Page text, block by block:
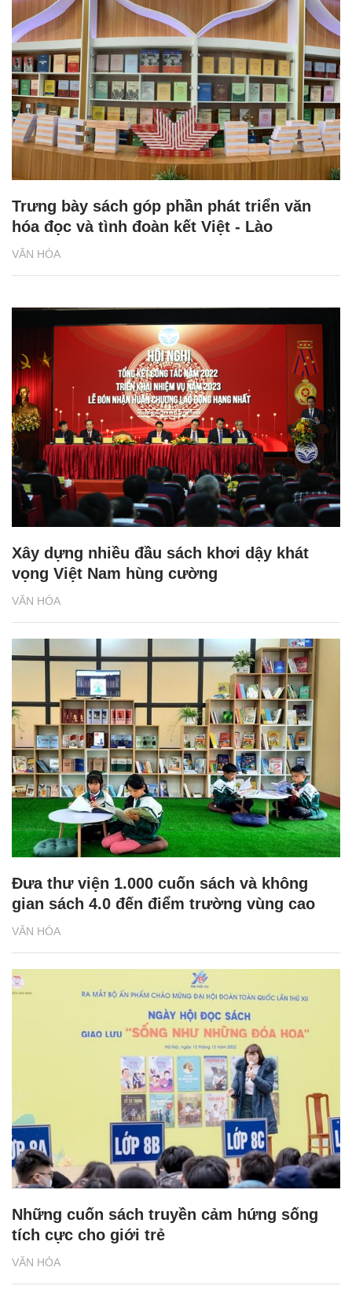
VĂN HÓA
Trưng bày sách góp phần phát triển văn
hóa đọc và tình đoàn kết Việt - Lào
VĂN HÓA
Xây dựng nhiều đầu sách khơi dậy khát
vọng Việt Nam hùng cường
VĂN HÓA
Đưa thư viện 1.000 cuốn sách và không
gian sách 4.0 đến điểm trường vùng cao
VĂN HÓA
Những cuốn sách truyền cảm hứng sống
tích cực cho giới trẻ